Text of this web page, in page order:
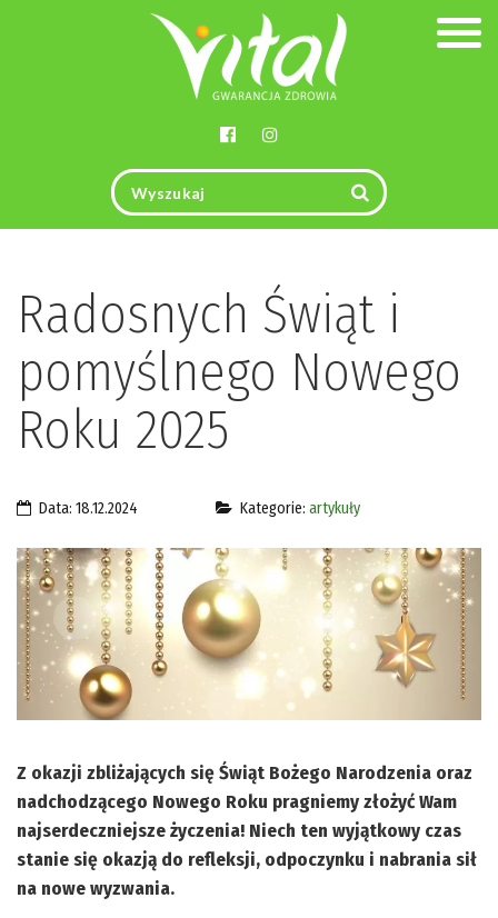
Radosnych Świąt i
pomyślnego Nowego
Roku 2025
Data: 18.12.2024 Kategorie: artykuły
Z okazji zbliżających się Świąt Bożego Narodzenia oraz
nadchodzącego Nowego Roku pragniemy złożyć Wam
najserdeczniejsze życzenia! Niech ten wyjątkowy czas
stanie się okazją do refleksji, odpoczynku i nabrania sił
na nowe wyzwania.